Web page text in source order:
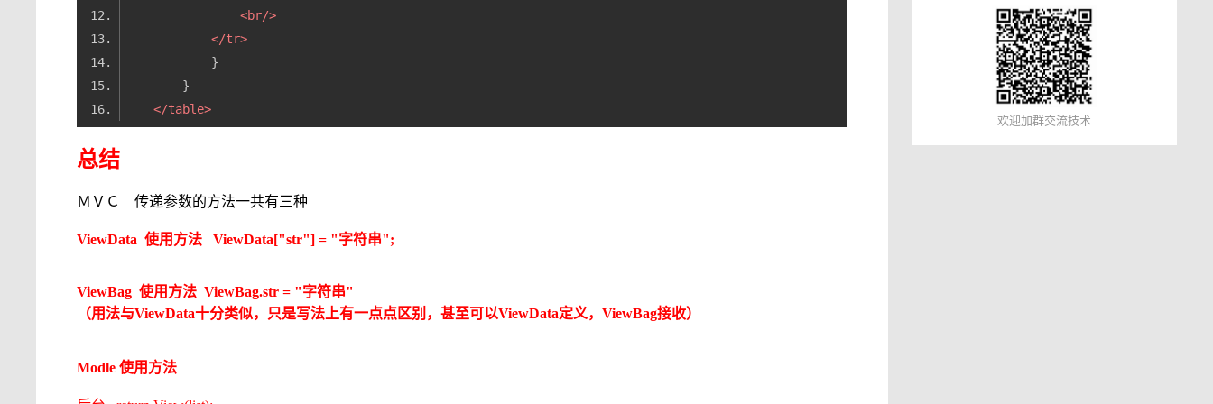
<br/>
</tr>
</table>
总结
ＭＶＣ 传递参数的方法一共有三种
ViewData 使用方法 ViewData["str"] = "字符串";
ViewBag使用方法ViewBag.str = "字符串"
（用法与ViewData十分类似，只是写法上有一点点区别，甚至可以ViewData定义，ViewBag接收）
Modle使用方法
欢迎加群交流技术